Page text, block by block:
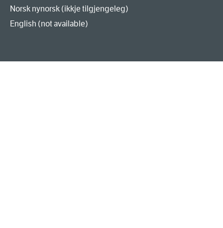
Norsk nynorsk (ikkje tilgjengeleg)
English (not available)